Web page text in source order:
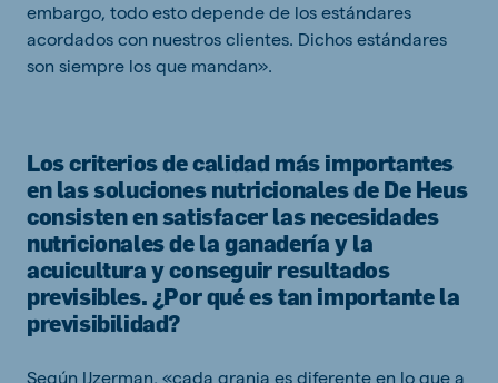
embargo, todo esto depende de los estándares
acordados con nuestros clientes. Dichos estándares
son siempre los que mandan».
Los criterios de calidad más importantes
en las soluciones nutricionales de De Heus
consisten en satisfacer las necesidades
nutricionales de la ganadería y la
acuicultura y conseguir resultados
previsibles. ¿Por qué es tan importante la
previsibilidad?
Según IJzerman, «cada granja es diferente en lo que a